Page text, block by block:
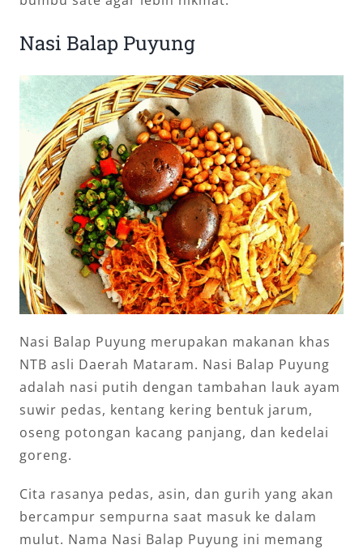
Nasi Balap Puyung
Nasi Balap Puyung merupakan makanan khas
NTB asli Daerah Mataram. Nasi Balap Puyung
adalah nasi putih dengan tambahan lauk ayam
suwir pedas, kentang kering bentuk jarum,
oseng potongan kacang panjang, dan kedelai
goreng.
Cita rasanya pedas, asin, dan gurih yang akan
bercampur sempurna saat masuk ke dalam
mulut. Nama Nasi Balap Puyung ini memang